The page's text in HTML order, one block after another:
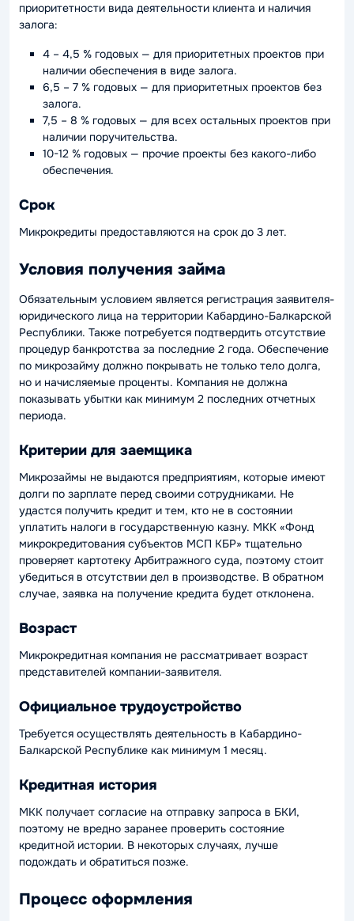
приоритетности вида деятельности клиента и наличия
залога:
4 – 4,5 % годовых — для приоритетных проектов при
наличии обеспечения в виде залога.
6,5 – 7 % годовых — для приоритетных проектов без
залога.
7,5 – 8 % годовых — для всех остальных проектов при
наличии поручительства.
10-12 % годовых — прочие проекты без какого-либо
обеспечения.
Срок
Микрокредиты предоставляются на срок до 3 лет.
Условия получения займа
Обязательным условием является регистрация заявителя-
юридического лица на территории Кабардино-Балкарской
Республики. Также потребуется подтвердить отсутствие
процедур банкротства за последние 2 года. Обеспечение
по микрозайму должно покрывать не только тело долга,
но и начисляемые проценты. Компания не должна
показывать убытки как минимум 2 последних отчетных
периода.
Критерии для заемщика
Микрозаймы не выдаются предприятиям, которые имеют
долги по зарплате перед своими сотрудниками. Не
удастся получить кредит и тем, кто не в состоянии
уплатить налоги в государственную казну. МКК «Фонд
микрокредитования субъектов МСП КБР» тщательно
проверяет картотеку Арбитражного суда, поэтому стоит
убедиться в отсутствии дел в производстве. В обратном
случае, заявка на получение кредита будет отклонена.
Возраст
Микрокредитная компания не рассматривает возраст
представителей компании-заявителя.
Официальное трудоустройство
Требуется осуществлять деятельность в Кабардино-
Балкарской Республике как минимум 1 месяц.
Кредитная история
МКК получает согласие на отправку запроса в БКИ,
поэтому не вредно заранее проверить состояние
кредитной истории. В некоторых случаях, лучше
подождать и обратиться позже.
Процесс оформления